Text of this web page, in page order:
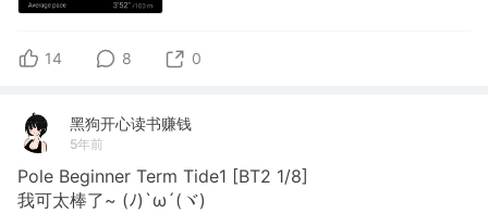
14 8 0
黑狗开心读书赚钱
5年前
Pole Beginner Term Tide1 [BT2 1/8]
我可太棒了~ (ﾉ)`ω´(ヾ) ​​​